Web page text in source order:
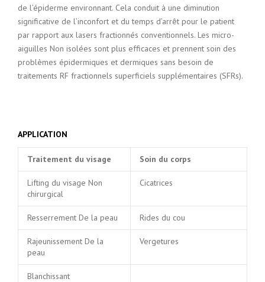
de l’épiderme environnant. Cela conduit à une diminution
significative de l’inconfort et du temps d’arrêt pour le patient
par rapport aux lasers fractionnés conventionnels. Les micro-
aiguilles Non isolées sont plus efficaces et prennent soin des
problèmes épidermiques et dermiques sans besoin de
traitements RF fractionnels superficiels supplémentaires (SFRs).
APPLICATION
Traitement du visage Soin du corps
Lifting du visage Non
chirurgical
Cicatrices
Resserrement De la peau Rides du cou
Rajeunissement De la
peau
Vergetures
Blanchissant